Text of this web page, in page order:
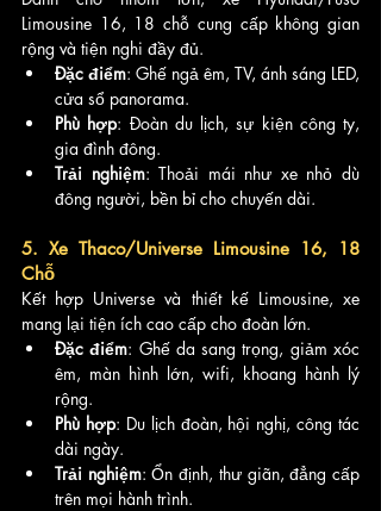
Limousine 16, 18 chỗ cung cấp không gian
rộng và tiện nghi đầy đủ.
Đặc điểm: Ghế ngả êm, TV, ánh sáng LED,
cửa sổ panorama.
Phù hợp: Đoàn du lịch, sự kiện công ty,
gia đình đông.
Trải nghiệm: Thoải mái như xe nhỏ dù
đông người, bền bỉ cho chuyến dài.
5. Xe Thaco/Universe Limousine 16, 18
Chỗ
Kết hợp Universe và thiết kế Limousine, xe
mang lại tiện ích cao cấp cho đoàn lớn.
Đặc điểm: Ghế da sang trọng, giảm xóc
êm, màn hình lớn, wifi, khoang hành lý
rộng.
Phù hợp: Du lịch đoàn, hội nghị, công tác
dài ngày.
Trải nghiệm: Ổn định, thư giãn, đẳng cấp
trên mọi hành trình.